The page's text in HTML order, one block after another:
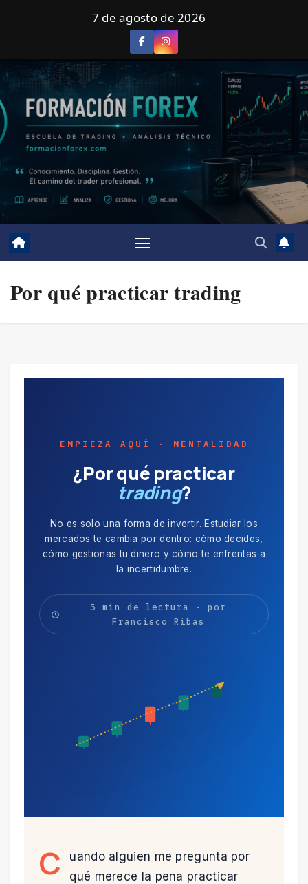
7 de agosto de 2026
Por qué practicar trading
EMPIEZA AQUÍ · MENTALIDAD
¿Por qué practicar
trading?
No es solo una forma de invertir. Estudiar los
mercados te cambia por dentro: cómo decides,
cómo gestionas tu dinero y cómo te enfrentas a
la incertidumbre.
5 min de lectura · por
Francisco Ribas
C
uando alguien me pregunta por
qué merece la pena practicar